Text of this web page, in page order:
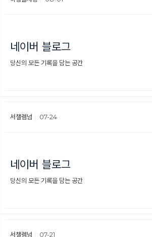
네이버 블로그
당신의 모든 기록을 담는 공간
서챌렘넘 07-24
네이버 블로그
당신의 모든 기록을 담는 공간
서챌렘넘 07-21